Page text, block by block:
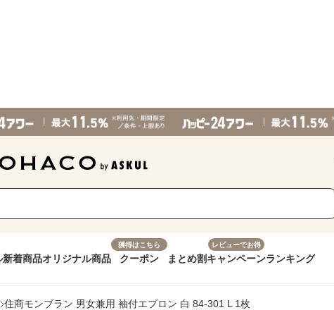
新着商品オリジナル商品
獲得はこちら
クーポン まとめ割
レビューでお得
キャンペーンランキング
住商モンブラン 男女兼用 袖付エプロン 白 84-301 L 1枚